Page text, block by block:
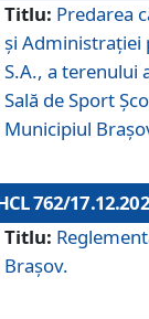
Titlu: Predarea
și Administrației
S.A., a terenului
Sală de Sport
Municipiul
762/
Titlu:
Brașov.